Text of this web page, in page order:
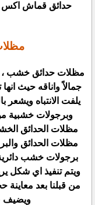
حدائق قماش اكس
مظلات حدائق خشب ،
جمالاً واناقه حيث
يلفت الانتباه
وبرجولات خشبية
مظلات الحدائق
مظلات الحدائق
برجولات خشب
ويتم تنفيذ اي شكل
من قبلنا بعد معاينة
ويضيف